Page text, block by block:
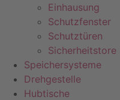
Einhausung
Schutzfenster
Schutztüren
Sicherheitstore
Speichersysteme
Drehgestelle
Hubtische